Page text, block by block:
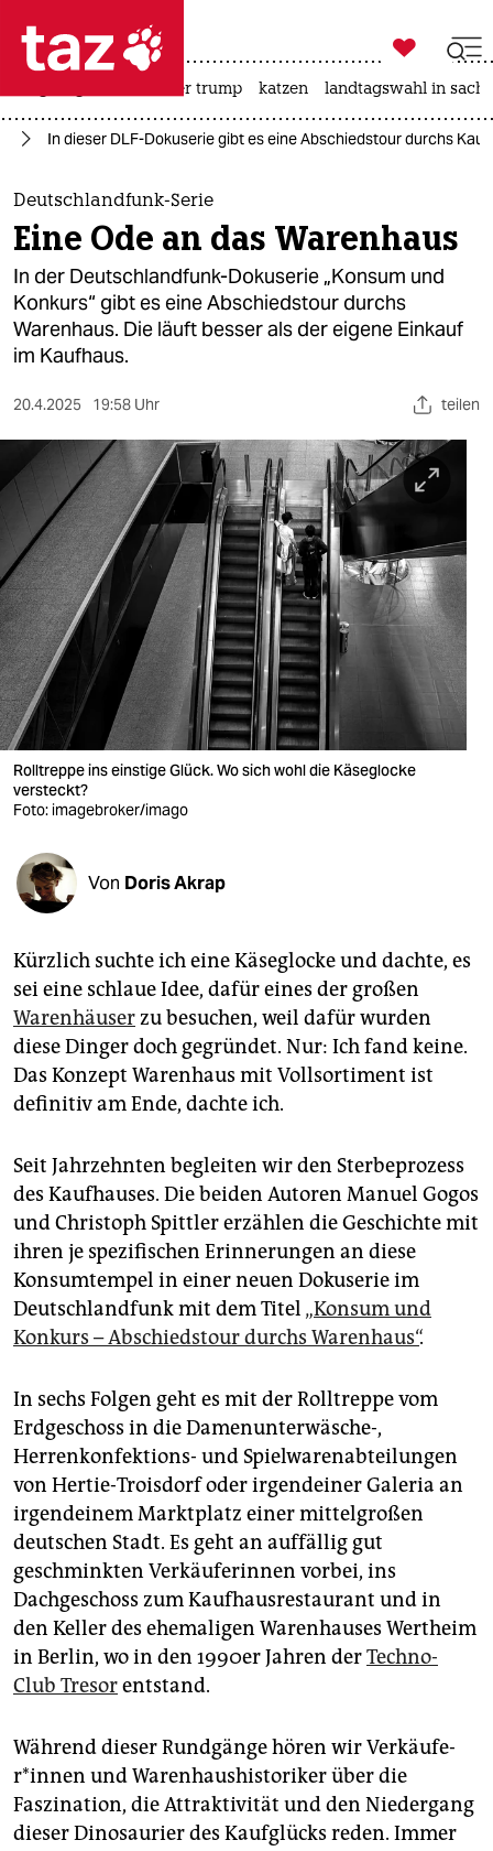
 taz zahl ich
taz zahl ich
themen
politik
öko
gesellschaft
kultur
sport
berlin
nord
wahrheit
verlag
verlag
veranstaltungen
shop
fragen & hilfe
unterstützen
abo
genossenschaft
epaper login

taz zahl ich
usa unter trump katzen landtagswahl in
In dieser DLF-Dokuserie gibt es eine Abschiedstour durchs
Deutschlandfunk-Serie
Eine Ode an das Warenhaus
In der Deutschlandfunk-Dokuserie „Konsum und
Konkurs“ gibt es eine Abschiedstour durchs
Warenhaus. Die läuft besser als der eigene Einkauf
im Kaufhaus.
20.4.2025 19:58 Uhr teilen
Rolltreppe ins einstige Glück. Wo sich wohl die Käseglocke
versteckt?
Foto: imagebroker/imago
Von Doris Akrap
Kürzlich suchte ich eine Käseglocke und dachte, es
sei eine schlaue Idee, dafür eines der großen
Warenhäuserzu besuchen, weil dafür wurden
diese Dinger doch gegründet. Nur: Ich fand keine.
Das Konzept Warenhaus mit Vollsortiment ist
definitiv am Ende, dachte ich.
Seit Jahrzehnten begleiten wir den Sterbeprozess
des Kaufhauses. Die beiden Autoren Manuel Gogos
und Christoph Spittler erzählen die Geschichte mit
ihren je spezifischen Erinnerungen an diese
Konsumtempel in einer neuen Dokuserie im
Deutschlandfunk mit dem Titel „Konsum und
Konkurs – Abschiedstour durchs Warenhaus“.
In sechs Folgen geht es mit der Rolltreppe vom
Erdgeschoss in die Damenunterwäsche-,
Herrenkonfektions- und Spielwarenabteilungen
von Hertie-Troisdorf oder irgendeiner Galeria an
irgendeinem Marktplatz einer mittelgroßen
deutschen Stadt. Es geht an auffällig gut
geschminkten Verkäuferinnen vorbei, ins
Dachgeschoss zum Kaufhausrestaurant und in
den Keller des ehemaligen Warenhauses Wertheim
in Berlin, wo in den 1990er Jahren derTechno-
Club Tresorentstand.
Während dieser Rundgänge hören wir Ver­käu­fe­
r*in­nen und Warenhaushistoriker über die
Faszination, die Attraktivität und den Niedergang
dieser Dinosaurier des Kaufglücks reden. Immer